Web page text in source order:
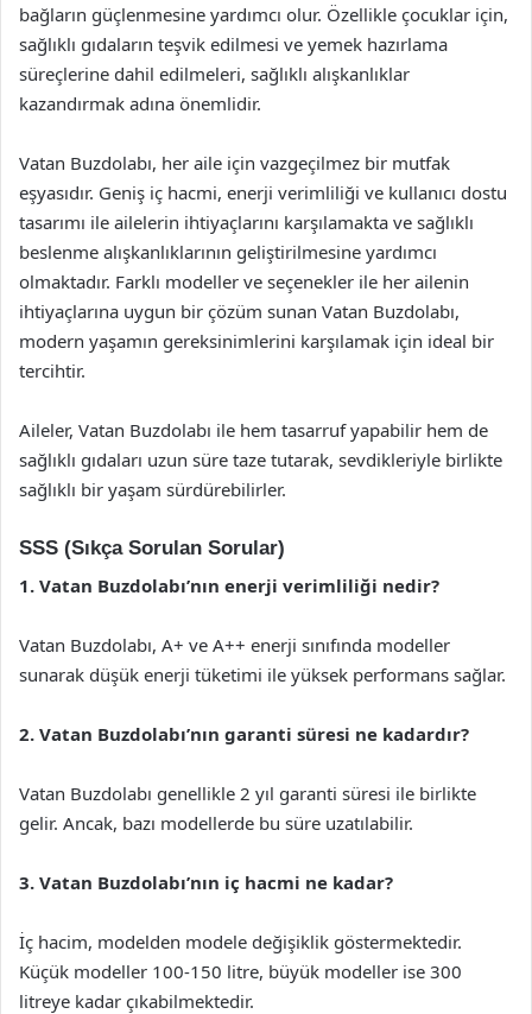
bağların güçlenmesine yardımcı olur. Özellikle çocuklar için,
sağlıklı gıdaların teşvik edilmesi ve yemek hazırlama
süreçlerine dahil edilmeleri, sağlıklı alışkanlıklar
kazandırmak adına önemlidir.
Vatan Buzdolabı, her aile için vazgeçilmez bir mutfak
eşyasıdır. Geniş iç hacmi, enerji verimliliği ve kullanıcı dostu
tasarımı ile ailelerin ihtiyaçlarını karşılamakta ve sağlıklı
beslenme alışkanlıklarının geliştirilmesine yardımcı
olmaktadır. Farklı modeller ve seçenekler ile her ailenin
ihtiyaçlarına uygun bir çözüm sunan Vatan Buzdolabı,
modern yaşamın gereksinimlerini karşılamak için ideal bir
tercihtir.
Aileler, Vatan Buzdolabı ile hem tasarruf yapabilir hem de
sağlıklı gıdaları uzun süre taze tutarak, sevdikleriyle birlikte
sağlıklı bir yaşam sürdürebilirler.
SSS (Sıkça Sorulan Sorular)
1. Vatan Buzdolabı’nın enerji verimliliği nedir?
Vatan Buzdolabı, A+ ve A++ enerji sınıfında modeller
sunarak düşük enerji tüketimi ile yüksek performans sağlar.
2. Vatan Buzdolabı’nın garanti süresi ne kadardır?
Vatan Buzdolabı genellikle 2 yıl garanti süresi ile birlikte
gelir. Ancak, bazı modellerde bu süre uzatılabilir.
3. Vatan Buzdolabı’nın iç hacmi ne kadar?
İç hacim, modelden modele değişiklik göstermektedir.
Küçük modeller 100-150 litre, büyük modeller ise 300
litreye kadar çıkabilmektedir.